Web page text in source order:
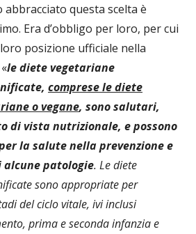
questa scelta è
Era d’obbligo per loro, per cui
posizione ufficiale nella
le diete vegetariane
comprese le diete
o vegane, sono salutari,
di vista nutrizionale, e possono
la salute nella prevenzione e
patologie. Le diete
sono appropriate per
del ciclo vitale, ivi inclusi
prima e seconda infanzia e